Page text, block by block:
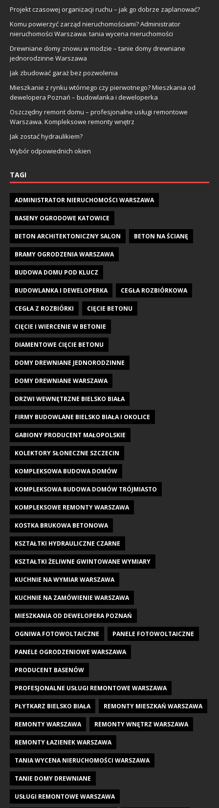
Projekt czasowej organizacji ruchu – jak go dobrze zaplanować?
Komu powierzyć zarząd nieruchomościami? Administrator
nieruchomości Warszawa: tania wycena nieruchomości
Drewniane domy znowu w modzie – tanie domy drewniane
jednorodzinne Warszawa
Jak zbudować garaż bez pozwolenia
Mieszkanie z rynku wtórnego czy pierwotnego? Mieszkania od
dewelopera Poznań – budowlanka i deweloperka
Oszczędny remont domu – profesjonalne usługi remontowe
Warszawa. Kompleksowe remonty wnętrz
Jak zostać hydraulikiem?
Wybór odpowiednich okien
TAGI
ADMINISTRATOR NIERUCHOMOŚCI WARSZAWA
BASENY OGRODOWE KATOWICE
BETON ARCHITEKTONICZNY SALON BETON NA ŚCIANĘ
BRAMY OGRODZENIA WARSZAWA
BUDOWA DOMU POD KLUCZ
BUDOWLANKA I DEWELOPERKA CEGŁA ROZBIÓRKOWA
CEGŁA Z ROZBIÓRKI CIĘCIE BETONU
CIĘCIE I WIERCENIE W BETONIE
DIAMENTOWE CIĘCIE BETONU
DOMY DREWNIANE JEDNORODZINNE
DOMY DREWNIANE WARSZAWA
DRZWI WEWNĘTRZNE BIELSKO BIAŁA
FIRMY BUDOWLANE BIELSKO BIAŁA I OKOLICE
GABIONY PRODUCENT MAŁOPOLSKIE
KOLEKTORY SŁONECZNE SZCZECIN
KOMPLEKSOWA BUDOWA DOMÓW
KOMPLEKSOWA BUDOWA DOMÓW TRÓJMIASTO
KOMPLEKSOWE REMONTY WARSZAWA
KOSTKA BRUKOWA BETONOWA
KSZTAŁTKI HYDRAULICZNE CZARNE
KSZTAŁTKI ŻELIWNE GWINTOWANE WYMIARY
KUCHNIE NA WYMIAR WARSZAWA
KUCHNIE NA ZAMÓWIENIE WARSZAWA
MIESZKANIA OD DEWELOPERA POZNAŃ
OGNIWA FOTOWOLTAICZNE PANELE FOTOWOLTAICZNE
PANELE OGRODZENIOWE WARSZAWA
PRODUCENT BASENÓW
PROFESJONALNE USŁUGI REMONTOWE WARSZAWA
PŁYTKARZ BIELSKO BIAŁA REMONTY MIESZKAŃ WARSZAWA
REMONTY WARSZAWA REMONTY WNĘTRZ WARSZAWA
REMONTY ŁAZIENEK WARSZAWA
TANIA WYCENA NIERUCHOMOŚCI WARSZAWA
TANIE DOMY DREWNIANE
USŁUGI REMONTOWE WARSZAWA